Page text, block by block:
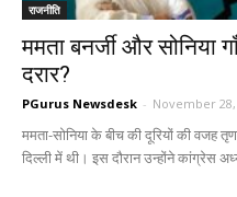
राजनीति
ममता बनर्जी और सोनिया
दरार?
PGurus Newsdesk - November 28,
ममता-सोनिया के बीच की दूरियों की वजह
दिल्ली में थी। इस दौरान उन्होंने कांग्रेस